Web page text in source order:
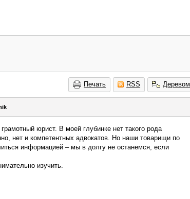
Печать RSS Деревом
юрист. В моей глубинке нет такого рода
нет и компетентных адвокатов. Но наши товарищи по
информацией – мы в долгу не останемся, если
изучить.